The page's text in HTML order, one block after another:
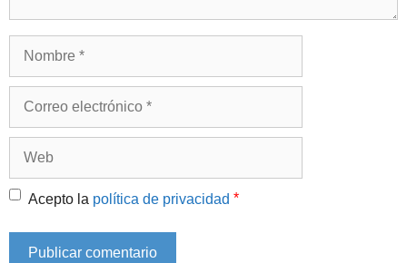
Acepto la política de privacidad *